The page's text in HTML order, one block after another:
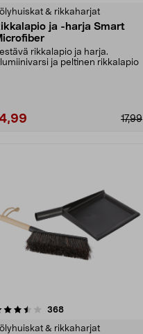
& rikkaharjat
ja -harja Smart
rikkalapio ja harja.
ja peltinen rikkalapio
17,99
368arvostelut
& rikkaharjat
4.5 viidestä